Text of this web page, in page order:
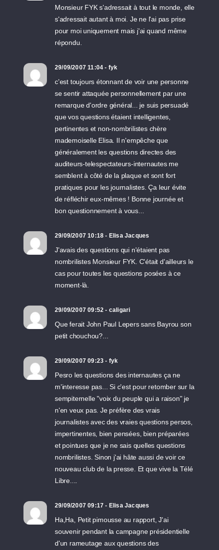
Monsieur FYK s'adressait à tout le monde, elle
s'adressait autant à moi. Je ne l'ai pas prise
pour moi uniquement mais j'ai quand même
répondu.
29/09/2007 11:04 - fyk
c'est toujours étonnant de voir une personne
se sentir attaquée personnellement par une
remarque d'ordre général... je suis persuadé
que vos questions étaient intelligentes,
pertinentes et non-nombrilistes chère
mademoiselle Elisa. Il n'empêche que
généralement les questions directes des
auditeurs-telespectateurs-internautes me
semblent à côté de la plaque et sont fort
pratiques pour les journalistes. Ça leur évite
de réfléchir eux-mêmes ! Bonne journée et
bon questionnement à vous...
29/09/2007 10:18 - Elisa Jacques
J'avais des questions qui n'étaient pas
nombrilistes Monsieur FYK. C'était d'ailleurs le
cas pour toutes les questions posées à ce
moment-là.
29/09/2007 09:52 - caligari
Que ferait John Paul Lepers sans Bayrou son
petit chouchou?...
29/09/2007 09:23 - fyk
Pesro les questions des internautes ça ne
m'interesse pas... Si c'est pour retomber sur la
sempiternelle "voix du peuple qui a raison" je
n'en veux pas. Je préfère des vrais
journalistes avec des vraies questions persos,
impertinentes, bien pensées, bien préparées
et pointues que je ne sais quelles questions
nombrilistes. Sinon j'ai hâte aussi de voir ce
nouveau club de la presse. Et que vive la Télé
Libre....
29/09/2007 09:17 - Elisa Jacques
Ha,Ha, Petit pimousse au rapport, J'ai
souvenir pendant la campagne présidentielle
d'un rameutage aux questions des